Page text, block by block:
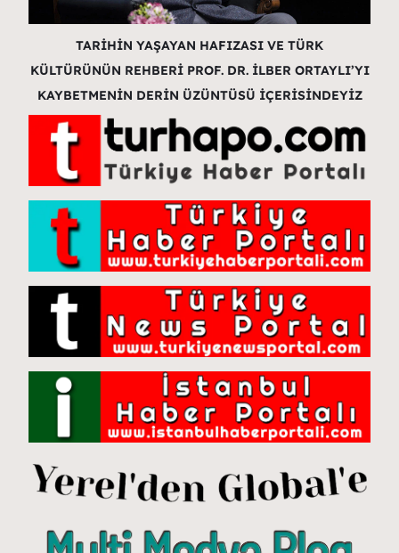
TARİHİN YAŞAYAN HAFIZASI VE TÜRK
KÜLTÜRÜNÜN REHBERİ PROF. DR. İLBER ORTAYLI’YI
KAYBETMENİN DERİN ÜZÜNTÜSÜ İÇERİSİNDEYİZ